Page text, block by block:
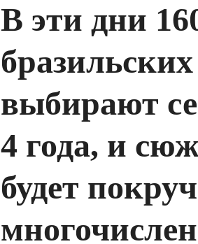
В эти дни
выбирают
4 года, и
будет